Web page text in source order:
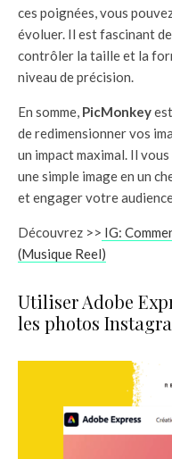
ces poignées, vous
évoluer. Il est fascinant
contrôler la taille et la
niveau de précision.
En somme, PicMonkey
de redimensionner vos
un impact maximal. Il
une simple image en un
et engager votre
Découvrez >> IG:
(Musique Reel)
Utiliser Adobe
les photos